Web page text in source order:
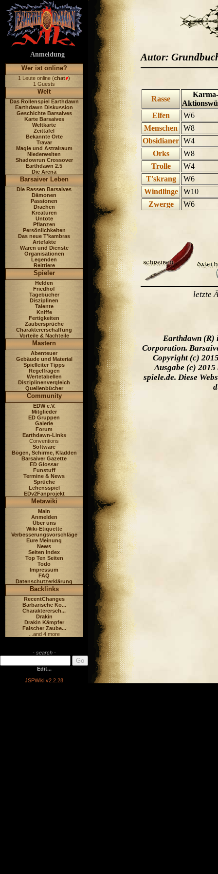
Anmeldung
Wer ist online?
1 Leute online (chat )
1 Guests
Welt
Das Rollenspiel Earthdawn
Earthdawn Diskussion
Geschichte Barsaives
Karte Barsaives
Weltkarte
Zeittafel
Bekannte Orte
Travar
Magie und Astralraum
Niederwelten
Shadowrun Crossover
Earthdawn 2.5
Die Arena
Barsaiver Leben
Die Rassen Barsaives
Dämonen
Passionen
Drachen
Kreaturen
Untote
Pflanzen
Persönlichkeiten
Das neue T'kambras
Artefakte
Waren und Dienste
Organisationen
Legenden
Reittiere
Spieler
Helden
Friedhof
Tagebücher
Disziplinen
Talente
Kniffe
Fertigkeiten
Zaubersprüche
Charaktererschaffung
Vorteile & Nachteile
Mastern
Abenteuer
Gebäude und Material
Spielleiter Tipps
Regelfragen
Wertetabellen
Disziplinenvergleich
Quellenbücher
Community
EDW e.V.
Mitglieder
ED Gruppen
Galerie
Forum
Earthdawn-Links
Conventions
Software
Bögen, Schirme, Kladden
Barsaiver Gazette
ED Glossar
Funstuff
Termine & News
Sprüche
Lehensspiel
EDv2Fanprojekt
Metawiki
Main
Anmelden
Über uns
Wiki-Etiquette
Verbesserungsvorschläge
Eure Meinung
News
Seiten Index
Top Ten Seiten
Todo
Impressum
FAQ
Datenschutzerklärung
Backlinks
RecentChanges
Barbarische Ko...
Charakterersch...
Drakin
Drakin Kämpfer
Falscher Zaube...
...and 4 more
- search -
Edit...
JSPWiki v2.2.28
Autor:
Rasse
Karma-
Elfen
W6
Menschen
W8
Obsidianer W4
Orks
W8
Trolle
W4
T'skrang
W6
Windlinge
W10
Zwerge
W6
letzte
Earthdawn (R)
Corporation.
Copyright (c)
Ausgabe (c) 2015
spiele.de. Diese